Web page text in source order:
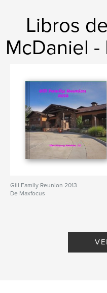
Libros
McDaniel
Gill Family Reunion 2013
De Maxfocus